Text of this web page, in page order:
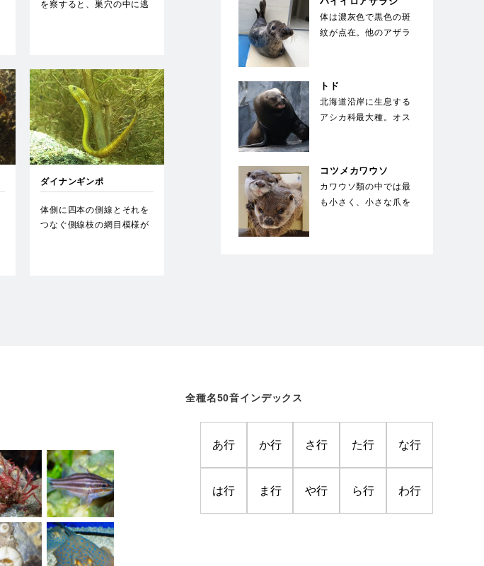
を察すると、巣穴の中に逃
ダイナンギンポ
体側に四本の側線とそれを
つなぐ側線枝の網目模様が
体は濃灰色で黒色の斑
紋が点在。他のアザラ
トド
北海道沿岸に生息する
アシカ科最大種。オス
コツメカワウソ
カワウソ類の中では最
も小さく、小さな爪を
全種名50音インデックス
あ行 か行 さ行 た行 な行
は行 ま行 や行 ら行 わ行